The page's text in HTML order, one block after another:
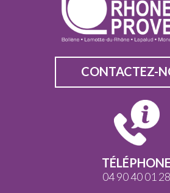
CONTACTEZ-
TÉLÉPHONE
04 90 40 01 28